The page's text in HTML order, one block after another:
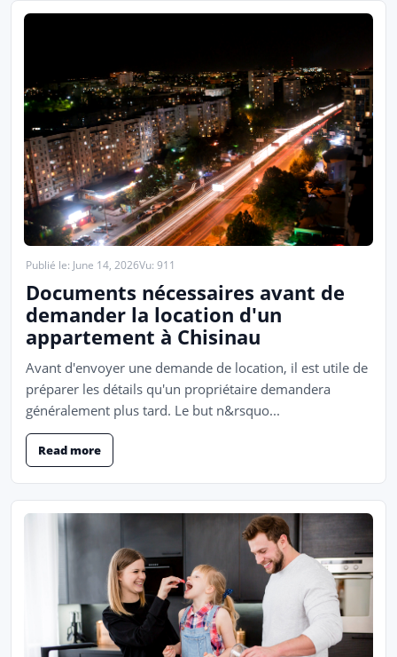
Publié le: June 14, 2026Vu: 911
Documents nécessaires avant de
demander la location d'un
appartement à Chisinau
Avant d'envoyer une demande de location, il est utile de
préparer les détails qu'un propriétaire demandera
généralement plus tard. Le but n&rsquo...
Read more